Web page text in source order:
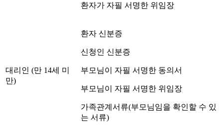
환자가 자필 서명한 위임장
대리인 (만 14세 미
만)
환자 신분증
신청인 신분증
부모님이 자필 서명한 동의서
부모님이 자필 서명한 위임장
가족관계서류(부모님임을 확인할 수 있
는 서류)